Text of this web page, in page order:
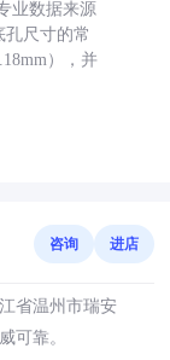
业数据来源
孔尺寸的常
），并
咨询 进店
省温州市瑞安
可靠。